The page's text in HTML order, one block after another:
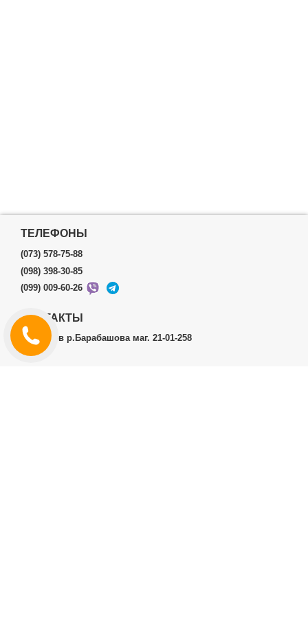
ТЕЛЕФОНЫ
(073) 578-75-88
(098) 398-30-85
(099) 009-60-26
КОНТАКТЫ
г.Харьков р.Барабашова маг. 21-01-258